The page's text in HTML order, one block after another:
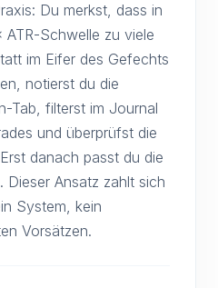
Du merkst, dass in
ATR-Schwelle zu viele
im Eifer des Gefechts
notierst du die
Tab, filterst im Journal
und überprüfst die
danach passt du die
Dieser Ansatz zahlt sich
System, kein
Vorsätzen.